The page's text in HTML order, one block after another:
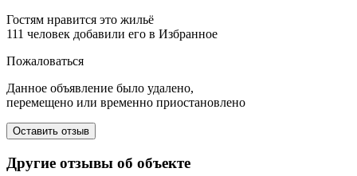
Гостям нравится это жильё
111 человек добавили его в Избранное
Пожаловаться
Данное объявление было удалено,
перемещено или временно приостановлено
Оставить отзыв
Другие отзывы об объекте